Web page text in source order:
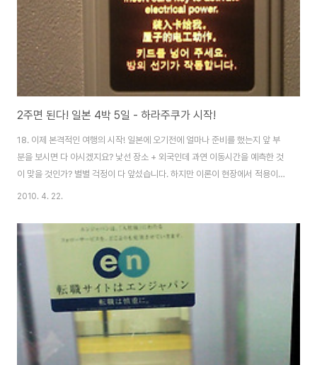
2주면 된다! 일본 4박 5일 - 하라주쿠가 시작!
18. 이제 본격적인 여행의 시작! 일본에 오기전에 얼마나 준비를 했는지 앞 부
분을 보시면 다 아시겠지요? 낯선 장소 + 외국인데 과연 이동시간을 예측한 것
이 맞을 것인가? 별별 걱정이 다 앞섰습니다. 하지만 이론이 현장에서 적용이
될지는 나가봐야 아는 것이겠지요 그래서 이제 슬슬 출격 준비를 합니다. 새벽
을 이겨내고 , 거리로 나가야 할 시간입니다!! 호텔 조명은 왜 그럴까요. 잠만 자
라는 건지 어둑침침한게 가뜩이나 날씨도 비가 와서 우중충한데... 모든 조명을
켜도 밝은 느낌이 안 듭니다!!! 좀 더 환했으면 좋겠단 생각이 절로 드는 호텔이
었어요 ! 필수 물품인 세가지를 챙겨 가방에 넣고 , 이제 슬슬 나갈 준비를 끝마
칩니다 그..
2010. 4. 22.